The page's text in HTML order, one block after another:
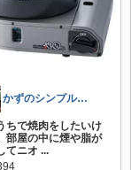
かずのシンプル生活｜一生モノに出会う場所
ちで焼肉をしたいけ
部屋の中に煙や脂が
てニオ ...